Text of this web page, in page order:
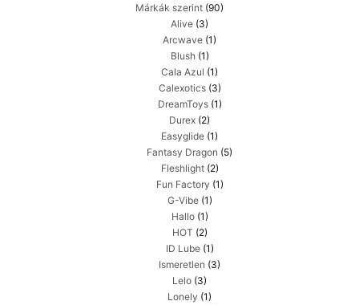
Márkák szerint (90)
Alive (3)
Arcwave (1)
Blush(1)
Cala Azul (1)
Calexotics(3)
DreamToys(1)
Durex (2)
Easyglide (1)
Fantasy Dragon (5)
Fleshlight(2)
Fun Factory (1)
G-Vibe(1)
Hallo(1)
HOT (2)
ID Lube(1)
Ismeretlen (3)
Lelo (3)
Lonely (1)